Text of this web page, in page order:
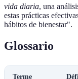
vida diaria, una
estas prácticas
hábitos de bienestar".
Glossario
Terme